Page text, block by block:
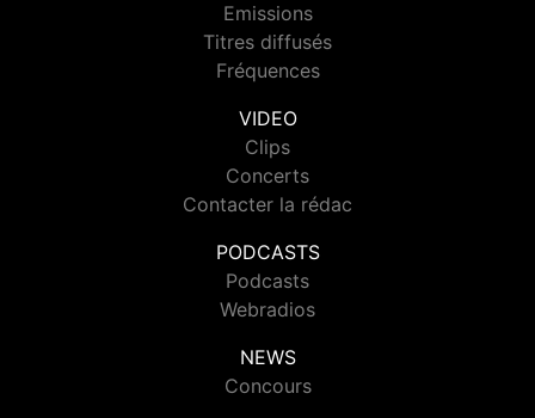
Emissions
Titres diffusés
Fréquences
VIDEO
Clips
Concerts
Contacter la rédac
PODCASTS
Podcasts
Webradios
NEWS
Concours